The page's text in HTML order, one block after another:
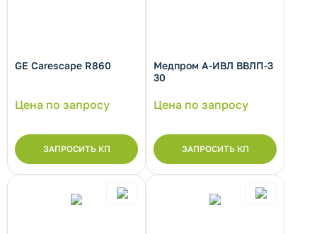
развернуть категорию
GE Carescape R860
Цена по запросу
ЗАПРОСИТЬ КП
Медпром А-ИВЛ ВВЛП-3
30
Цена по запросу
ЗАПРОСИТЬ КП